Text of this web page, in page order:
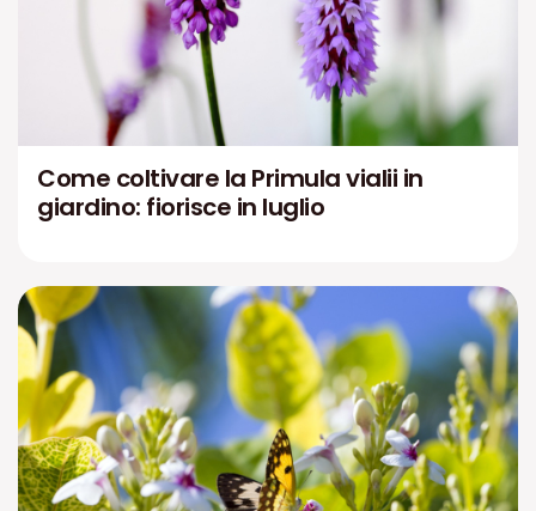
Come coltivare la Primula vialii in
giardino: fiorisce in luglio